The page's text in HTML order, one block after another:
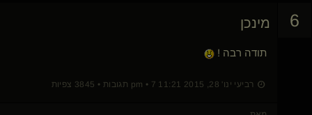
6 מינכן
תודה רבה !
רביעי ינו' 28, 2015 11:21 pm • 7 תגובות • 3845 צפיות